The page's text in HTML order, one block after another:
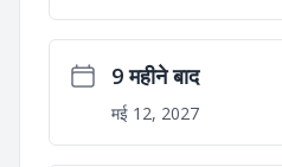
9 महीने बाद
मई 12, 2027